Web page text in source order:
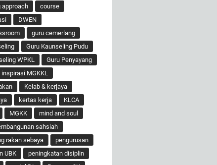
approach
course
DWEN
guru cemerlang
Guru Kaunseling Pudu
WPKL
Guru Penyayang
inspirasi MGKKL
Kelab & kerjaya
kertas kerja
KLCA
MGKK
mind and soul
sahsiah
rakan sebaya
pengurusan
UBK
peningkatan disiplin